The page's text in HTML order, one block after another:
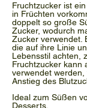
Fruchtzucker ist
in Früchten
doppelt so große
Zucker, wodurch
Zucker verwendet.
die auf ihre Linie
Lebensstil achten,
Fruchtzucker kann
verwendet
Anstieg des
Ideal zum Süßen
Desserts.